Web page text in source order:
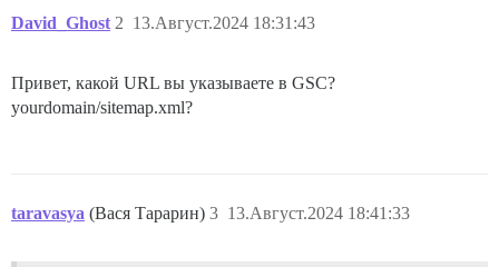
David_Ghost 13.Август.2024 18:31:43
2
Привет, какой URL вы указываете в GSC?
yourdomain/sitemap.xml?
taravasya (Вася Тарарин) 13.Август.2024 18:41:33
3